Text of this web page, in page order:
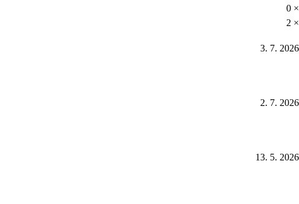
0 ×
2 ×
3. 7. 2026
2. 7. 2026
13. 5. 2026